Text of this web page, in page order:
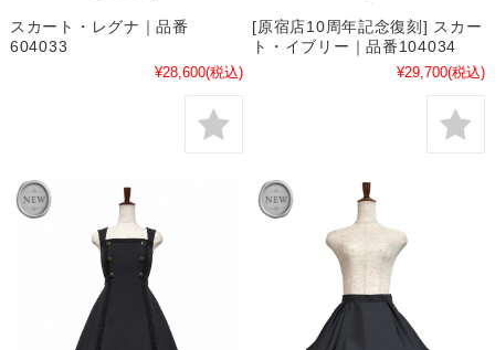
スカート・レグナ｜品番
604033
¥28,600(税込)
[原宿店10周年記念復刻] スカー
ト・イブリー｜品番104034
¥29,700(税込)